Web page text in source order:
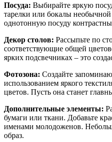
Посуда: Выбирайте яркую
тарелки или бокалы
однотонную посуду
Декор столов: Рассыпьте по
соответствующие общей
ярких подсвечниках – это
Фотозона: Создайте
использованием яркого
цветов. Пусть она станет
Дополнительные элементы:
бумаги или ткани. Добавьте
именами молодоженов.
образ.